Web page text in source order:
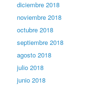
diciembre 2018
noviembre 2018
octubre 2018
septiembre 2018
agosto 2018
julio 2018
junio 2018